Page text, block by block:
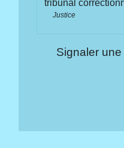
tribunal
Justice
Signaler